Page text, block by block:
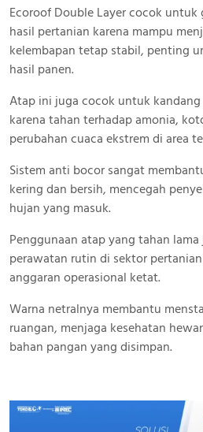
Ecoroof Double Layer cocok
hasil pertanian karena mampu
kelembapan tetap stabil, penting
hasil panen.
Atap ini juga cocok untuk
karena tahan terhadap amonia,
perubahan cuaca ekstrem di area
Sistem anti bocor sangat
kering dan bersih, mencegah
hujan yang masuk.
Penggunaan atap yang tahan
perawatan rutin di sektor
anggaran operasional ketat.
Warna netralnya membantu
ruangan, menjaga kesehatan
bahan pangan yang disimpan.